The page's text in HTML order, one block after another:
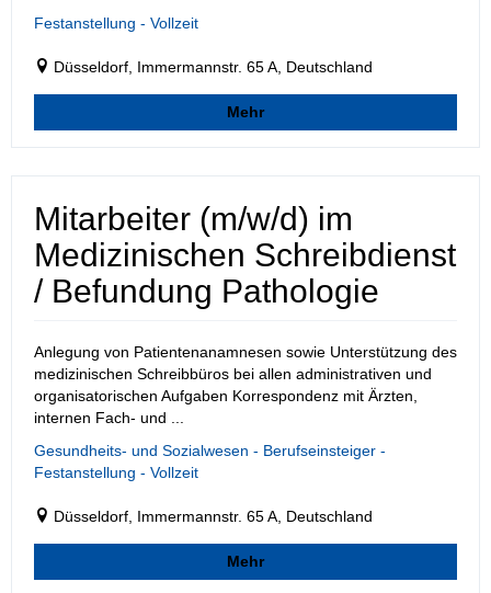
Festanstellung - Vollzeit
Düsseldorf, Immermannstr. 65 A, Deutschland
Mehr
Mitarbeiter (m/w/d) im
Medizinischen Schreibdienst
/ Befundung Pathologie
Anlegung von Patientenanamnesen sowie Unterstützung des
medizinischen Schreibbüros bei allen administrativen und
organisatorischen Aufgaben Korrespondenz mit Ärzten,
internen Fach- und ...
Gesundheits- und Sozialwesen - Berufseinsteiger -
Festanstellung - Vollzeit
Düsseldorf, Immermannstr. 65 A, Deutschland
Mehr